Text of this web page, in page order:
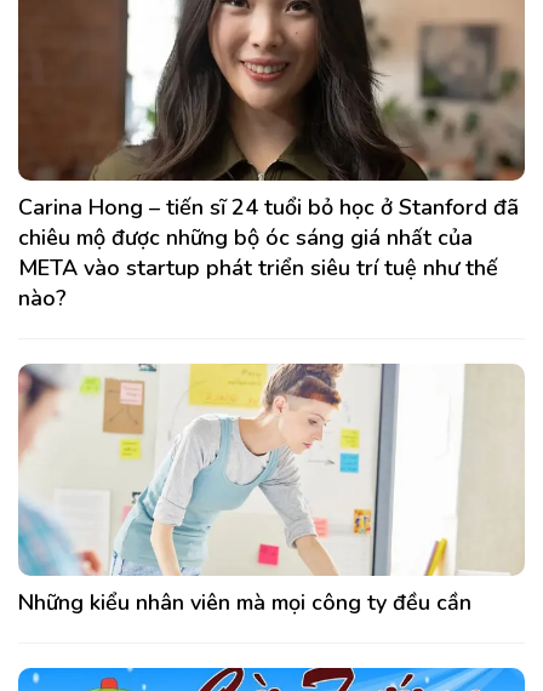
Carina Hong – tiến sĩ 24 tuổi bỏ học ở Stanford đã
chiêu mộ được những bộ óc sáng giá nhất của
META vào startup phát triển siêu trí tuệ như thế
nào?
Những kiểu nhân viên mà mọi công ty đều cần